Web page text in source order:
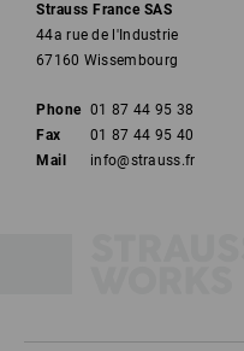
Strauss France SAS
44a rue de l'Industrie
67160 Wissembourg
Phone 01 87 44 95 38
Fax
01 87 44 95 40
Mail
info@strauss.fr